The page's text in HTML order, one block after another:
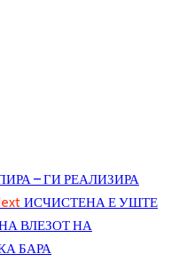
– ГИ РЕАЛИЗИРА
ИСЧИСТЕНА Е УШТЕ
ВЛЕЗОТ НА
БАРА